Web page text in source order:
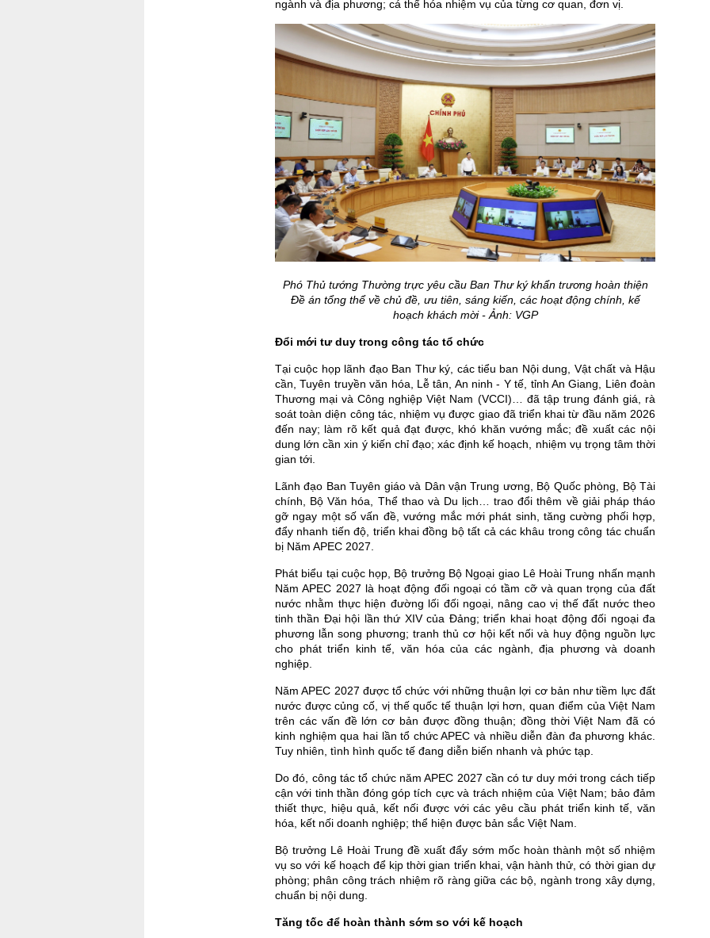
ngành và địa phương; cá thể hóa nhiệm vụ của từng cơ quan, đơn vị.
Phó Thủ tướng Thường trực yêu cầu Ban Thư ký khẩn trương hoàn thiện
Đề án tổng thể về chủ đề, ưu tiên, sáng kiến, các hoạt động chính, kế
hoạch khách mời - Ảnh: VGP
Đổi mới tư duy trong công tác tổ chức
Tại cuộc họp lãnh đạo Ban Thư ký, các tiểu ban Nội dung, Vật chất và Hậu
cần, Tuyên truyền văn hóa, Lễ tân, An ninh - Y tế, tỉnh An Giang, Liên đoàn
Thương mại và Công nghiệp Việt Nam (VCCI)… đã tập trung đánh giá, rà
soát toàn diện công tác, nhiệm vụ được giao đã triển khai từ đầu năm 2026
đến nay; làm rõ kết quả đạt được, khó khăn vướng mắc; đề xuất các nội
dung lớn cần xin ý kiến chỉ đạo; xác định kế hoạch, nhiệm vụ trọng tâm thời
gian tới.
Lãnh đạo Ban Tuyên giáo và Dân vận Trung ương, Bộ Quốc phòng, Bộ Tài
chính, Bộ Văn hóa, Thể thao và Du lịch… trao đổi thêm về giải pháp tháo
gỡ ngay một số vấn đề, vướng mắc mới phát sinh, tăng cường phối hợp,
đẩy nhanh tiến độ, triển khai đồng bộ tất cả các khâu trong công tác chuẩn
bị Năm APEC 2027.
Phát biểu tại cuộc họp, Bộ trưởng Bộ Ngoại giao Lê Hoài Trung nhấn mạnh
Năm APEC 2027 là hoạt động đối ngoại có tầm cỡ và quan trọng của đất
nước nhằm thực hiện đường lối đối ngoại, nâng cao vị thế đất nước theo
tinh thần Đại hội lần thứ XIV của Đảng; triển khai hoạt động đối ngoại đa
phương lẫn song phương; tranh thủ cơ hội kết nối và huy động nguồn lực
cho phát triển kinh tế, văn hóa của các ngành, địa phương và doanh
nghiệp.
Năm APEC 2027 được tổ chức với những thuận lợi cơ bản như tiềm lực đất
nước được củng cố, vị thế quốc tế thuận lợi hơn, quan điểm của Việt Nam
trên các vấn đề lớn cơ bản được đồng thuận; đồng thời Việt Nam đã có
kinh nghiệm qua hai lần tổ chức APEC và nhiều diễn đàn đa phương khác.
Tuy nhiên, tình hình quốc tế đang diễn biến nhanh và phức tạp.
Do đó, công tác tổ chức năm APEC 2027 cần có tư duy mới trong cách tiếp
cận với tinh thần đóng góp tích cực và trách nhiệm của Việt Nam; bảo đảm
thiết thực, hiệu quả, kết nối được với các yêu cầu phát triển kinh tế, văn
hóa, kết nối doanh nghiệp; thể hiện được bản sắc Việt Nam.
Bộ trưởng Lê Hoài Trung đề xuất đẩy sớm mốc hoàn thành một số nhiệm
vụ so với kế hoạch để kịp thời gian triển khai, vận hành thử, có thời gian dự
phòng; phân công trách nhiệm rõ ràng giữa các bộ, ngành trong xây dựng,
chuẩn bị nội dung.
Tăng tốc để hoàn thành sớm so với kế hoạch